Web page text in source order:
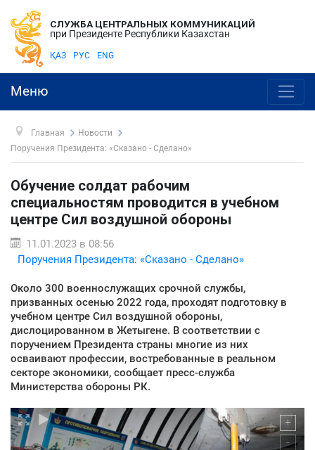
СЛУЖБА ЦЕНТРАЛЬНЫХ КОММУНИКАЦИЙ
при Президенте Республики Казахстан
ҚАЗ РУС ENG
Меню
Главная
Новости
Поручения Президента: «Сказано - Сделано»
Обучение солдат рабочим
специальностям проводится в учебном
центре Сил воздушной обороны
11.01.2023 в 08:56
Поручения Президента: «Сказано - Сделано»
Около 300 военнослужащих срочной службы,
призванных осенью 2022 года, проходят подготовку в
учебном центре Сил воздушной обороны,
дислоцированном в Жетыгене. В соответствии с
поручением Президента страны многие из них
осваивают профессии, востребованные в реальном
секторе экономики, сообщает пресс-служба
Министерства обороны РК.